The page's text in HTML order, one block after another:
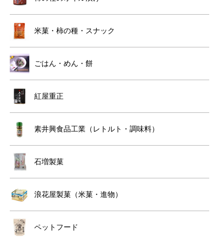
米菓・柿の種・スナック
ごはん・めん・餅
紅屋重正
素井興食品工業（レトルト・調味料）
石増製菓
浪花屋製菓（米菓・進物）
ペットフード